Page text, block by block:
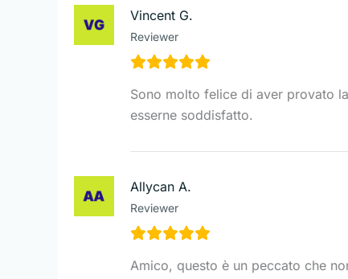
Vincent G.
Reviewer
Sono molto felice di aver provato
esserne soddisfatto.
Allycan A.
Reviewer
Amico, questo è un peccato che